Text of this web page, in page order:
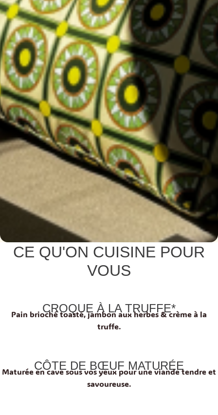
CE QU'ON CUISINE POUR
VOUS
CROQUE À LA TRUFFE*
Pain brioché toasté, jambon aux herbes & crème à la
truffe.
CÔTE DE BŒUF MATURÉE
Maturée en cave sous vos yeux pour une viande tendre et
savoureuse.